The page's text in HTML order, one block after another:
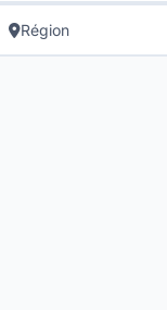
Région